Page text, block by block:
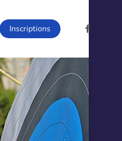
Inscriptions facebook